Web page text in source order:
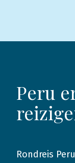
Peru
2014
Rondreis Peru